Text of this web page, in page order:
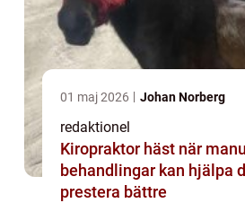
01 maj 2026 Johan Norberg
redaktionel
Kiropraktor häst när manuella
behandlingar kan hjälpa
prestera bättre